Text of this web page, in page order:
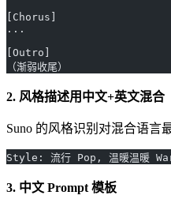
[Chorus]
...
[Outro]
（渐弱收尾）
2. 风格描述用中文+英文混合
Suno 的风格识别对混合语言
Style: 流行 Pop, 温暖温暖
3. 中文 Prompt 模板